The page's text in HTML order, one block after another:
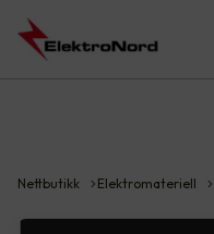
Nettbutikk Elektromateriell